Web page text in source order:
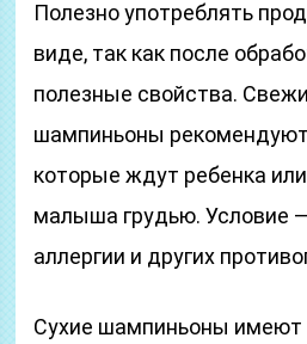
Полезно употреблять
виде, так как после
полезные свойства.
шампиньоны
которые ждут ребенка
малыша грудью. Условие
аллергии и других
Сухие шампиньоны имеют